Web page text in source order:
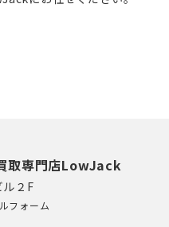
取専門店LowJack
２F
フォーム